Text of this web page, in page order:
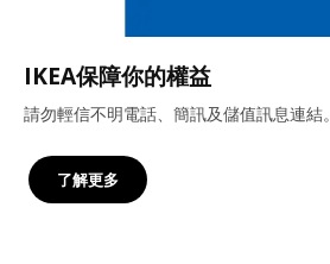
IKEA保障你的權益
請勿輕信不明電話、簡訊及儲值訊息連結。
了解更多